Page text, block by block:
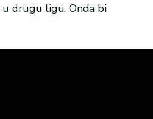
drugu ligu. Onda bi